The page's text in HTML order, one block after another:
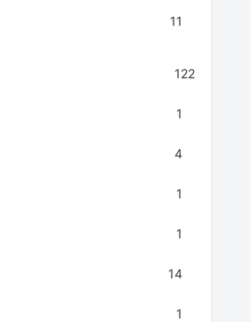
11
122
1
4
1
1
14
1